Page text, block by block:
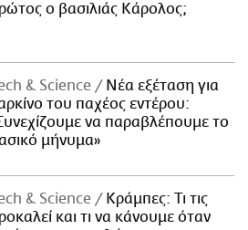
ο βασιλιάς Κάρολος;
& Science
Νέα εξέταση για
του παχέος εντέρου:
να παραβλέπουμε το
μήνυμα»
& Science
Κράμπες: Τι τις
και τι να κάνουμε όταν